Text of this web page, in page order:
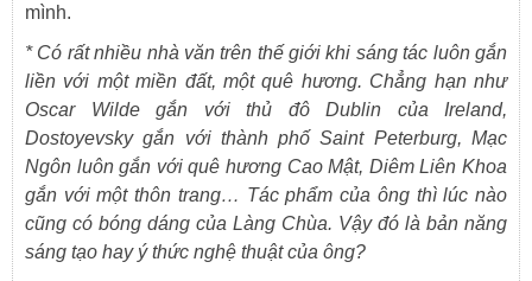
mình.
* Có rất nhiều nhà văn trên thế giới khi sáng tác luôn gắn
liền với một miền đất, một quê hương. Chẳng hạn như
Oscar Wilde gắn với thủ đô Dublin của Ireland,
Dostoyevsky gắn với thành phố Saint Peterburg, Mạc
Ngôn luôn gắn với quê hương Cao Mật, Diêm Liên Khoa
gắn với một thôn trang… Tác phẩm của ông thì lúc nào
cũng có bóng dáng của Làng Chùa. Vậy đó là bản năng
sáng tạo hay ý thức nghệ thuật của ông?